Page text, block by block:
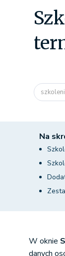
Na
W oknie
danych